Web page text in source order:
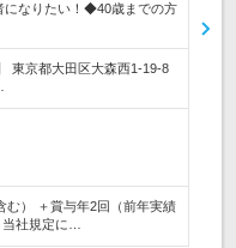
になりたい！◆40歳までの方
東京都大田区大森西1-19-8
む） ＋賞与年2回（前年実績
社規定に…